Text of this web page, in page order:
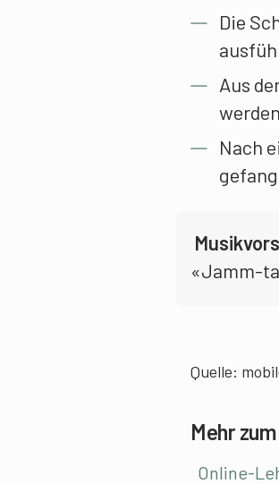
Die
Aus
werden.
Nach
«Jamm-
Quelle:
Mehr
Online-